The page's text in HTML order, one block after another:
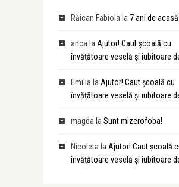
Răican Fabiola la 7 ani de acasă
anca la Ajutor! Caut școală cu
învățătoare veselă și iubitoare
Emilia la Ajutor! Caut școală cu
învățătoare veselă și iubitoare
magda la Sunt mizerofoba!
Nicoleta la Ajutor! Caut școală
învățătoare veselă și iubitoare